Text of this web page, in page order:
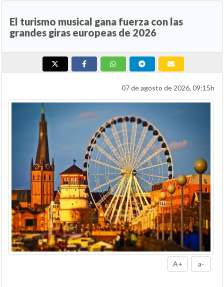
El turismo musical gana fuerza con las
grandes giras europeas de 2026
07 de agosto de 2026, 09:15h
A+ a-